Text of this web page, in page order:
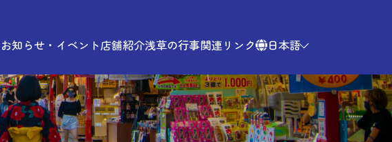
お知らせ・イベント店舗紹介浅草の行事関連リンク 日本語